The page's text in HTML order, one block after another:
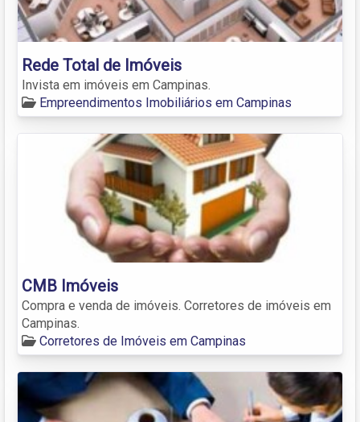
Rede Total de Imóveis
Invista em imóveis em Campinas.
Empreendimentos Imobiliários em Campinas
CMB Imóveis
Compra e venda de imóveis. Corretores de imóveis em
Campinas.
Corretores de Imóveis em Campinas